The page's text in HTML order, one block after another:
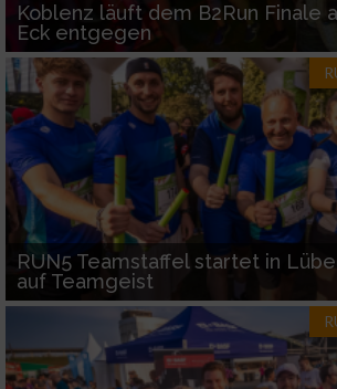
Koblenz läuft dem B2Run Finale
Eck entgegen
RUN5 Teamstaffel startet in
auf Teamgeist